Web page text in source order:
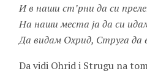
И в наши ст’рни да си
На наши места ја да си
Да видам Охрид, Струга да
Da vidi Ohrid i Strugu na